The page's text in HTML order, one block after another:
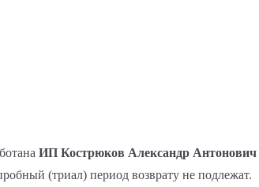
ИП Кострюков Александр Антонович
(триал) период возврату не подлежат.